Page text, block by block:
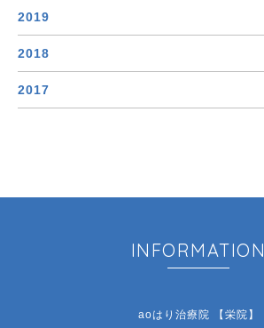
2019
2018
2017
INFORMATION
aoはり治療院 【栄院】